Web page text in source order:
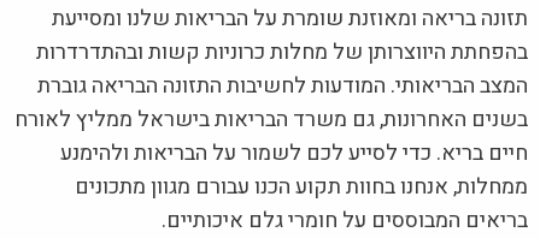
תזונה בריאה ומאוזנת שומרת על הבריאות שלנו ומסייעת
בהפחתת היווצרותן של מחלות כרוניות קשות ובהתדרדרות
המצב הבריאותי. המודעות לחשיבות התזונה הבריאה גוברת
בשנים האחרונות, גם משרד הבריאות בישראל ממליץ לאורח
חיים בריא. כדי לסייע לכם לשמור על הבריאות ולהימנע
ממחלות, אנחנו בחוות תקוע הכנו עבורם מגוון מתכונים
בריאים המבוססים על חומרי גלם איכותיים.